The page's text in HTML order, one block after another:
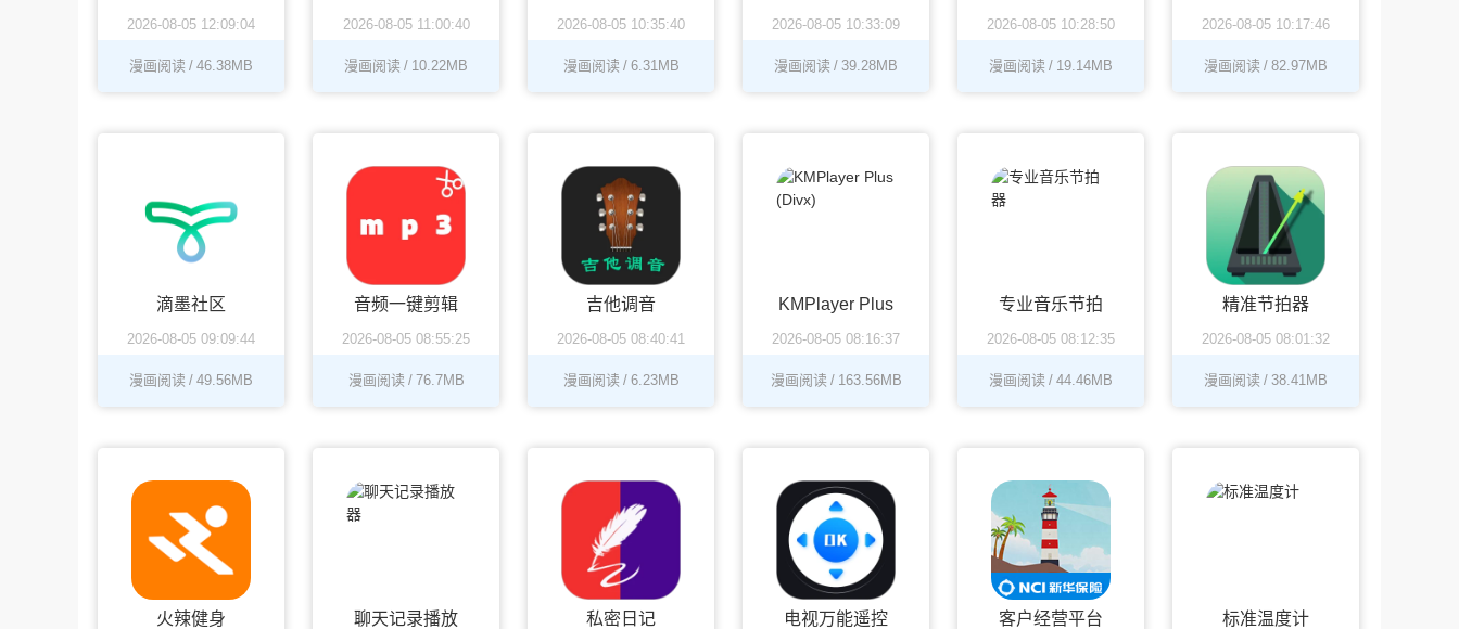
2026-08-05 12:09:04
漫画阅读 / 46.38MB
2026-08-05 11:00:40
漫画阅读 / 10.22MB
2026-08-05 10:35:40
漫画阅读 / 6.31MB
2026-08-05 10:33:09
漫画阅读 / 39.28MB
2026-08-05 10:28:50
漫画阅读 / 19.14MB
机版
2026-08-05 10:17:46
漫画阅读 / 82.97MB
滴墨社区
2026-08-05 09:09:44
漫画阅读 / 49.56MB
音频一键剪辑
2026-08-05 08:55:25
漫画阅读 / 76.7MB
吉他调音
2026-08-05 08:40:41
漫画阅读 / 6.23MB
KMPlayer Plus
(Divx)
2026-08-05 08:16:37
漫画阅读 / 163.56MB
专业音乐节拍
器
2026-08-05 08:12:35
漫画阅读 / 44.46MB
精准节拍器
2026-08-05 08:01:32
漫画阅读 / 38.41MB
火辣健身 聊天记录播放 私密日记 电视万能遥控 客户经营平台 标准温度计